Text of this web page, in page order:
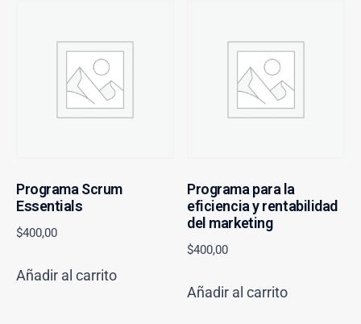
Programa Scrum
Essentials
$400,00
Añadir al carrito
Programa para la
eficiencia y rentabilidad
del marketing
$400,00
Añadir al carrito